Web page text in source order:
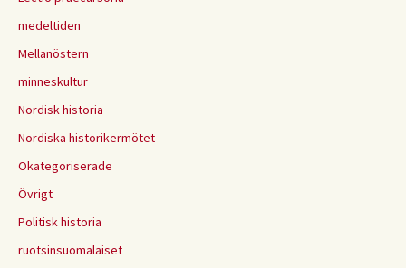
medeltiden
Mellanöstern
minneskultur
Nordisk historia
Nordiska historikermötet
Okategoriserade
Övrigt
Politisk historia
ruotsinsuomalaiset